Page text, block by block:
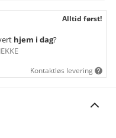
Alltid først!
hjem i dag?
Kontaktløs levering